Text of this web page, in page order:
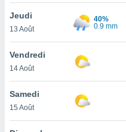
de
le
ainsi
un
la
du
Jeudi
13 Août
40%
0.9 mm
Vendredi
14 Août
Samedi
15 Août